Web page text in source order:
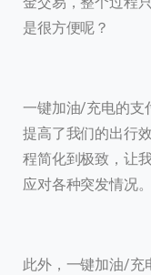
是很方便呢？
一键加油/充电的支
提高了我们的出行
程简化到极致，让
应对各种突发情况。
此外，一键加油/充